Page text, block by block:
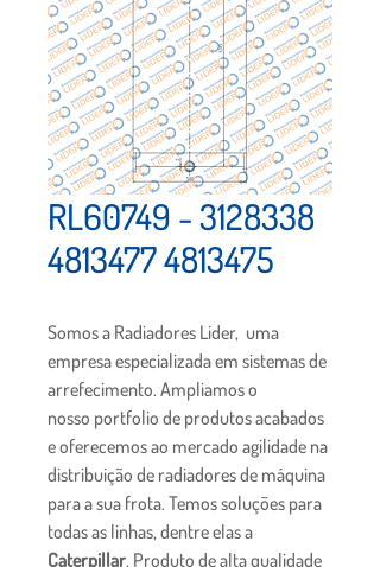
RL60749 - 3128338
4813477 4813475
Somos a Radiadores Lider,  uma
empresa especializada em sistemas de
arrefecimento. Ampliamos o
nosso portfolio de produtos acabados
e oferecemos ao mercado agilidade na
distribuição de radiadores de máquina
para a sua frota. Temos soluções para
todas as linhas, dentre elas a
Caterpillar. Produto de alta qualidade